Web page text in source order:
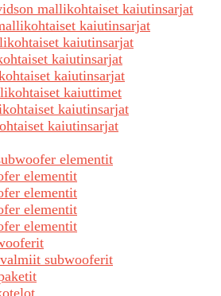
mallikohtaiset kaiutinsarjat
kaiutinsarjat
kaiutinsarjat
kaiutinsarjat
kaiutinsarjat
kaiuttimet
kaiutinsarjat
kaiutinsarjat
elementit
elementit
elementit
elementit
elementit
subwooferit